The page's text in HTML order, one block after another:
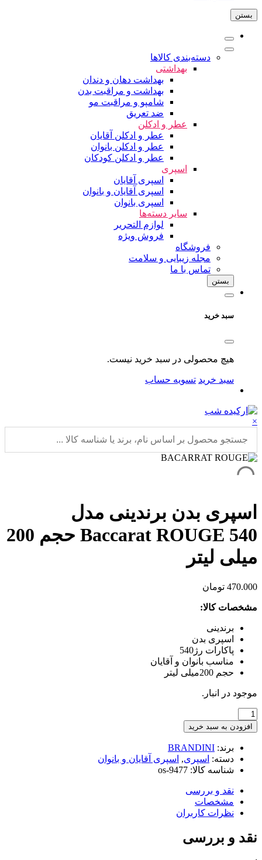
بستن
دسته‌بندی کالاها
بهداشتی
بهداشت دهان و دندان
بهداشت و مراقبت بدن
شامپو و مراقبت مو
ضد تعریق
عطر و ادکلن
عطر و ادکلن آقایان
عطر و ادکلن بانوان
عطر و ادکلن کودکان
اسپری
اسپری آقایان
اسپری آقایان و بانوان
اسپری بانوان
سایر دسته‌ها
لوازم التحریر
فروش ویژه
فروشگاه
مجله زیبایی و سلامت
تماس با ما
بستن
سبد خرید
هیچ محصولی در سبد خرید نیست.
سبد خرید تسویه حساب
×
اسپری بدن برندینی مدل
Baccarat ROUGE 540 حجم 200
میلی لیتر
470.000 تومان
مشخصات کالا:
برندینی
اسپری بدن
پاکارات رژ540
مناسب بانوان و آقایان
حجم 200میلی لیتر
موجود در انبار.
اسپری
بدن
برندینی
مدل
Baccarat
ROUGE
حجم
میلی
عدد
افزودن به سبد خرید
برند: BRANDINI
دسته: اسپری, اسپری آقایان و بانوان
شناسه کالا: os-9477
نقد و بررسی
مشخصات
نظرات کاربران
نقد و بررسی